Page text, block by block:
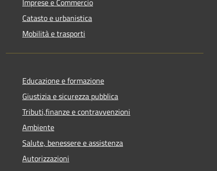
Imprese e Commercio
Catasto e urbanistica
Mobilità e trasporti
Educazione e formazione
Giustizia e sicurezza pubblica
Tributi,finanze e contravvenzioni
Ambiente
Salute, benessere e assistenza
Autorizzazioni